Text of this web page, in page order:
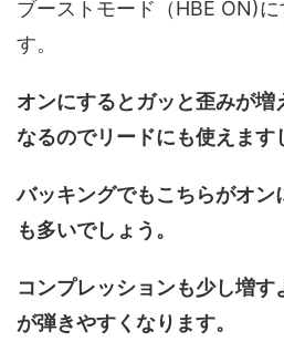
ブーストモード（HBE ON)
す。
オンにするとガッと歪みが増
なるのでリードにも使えます
バッキングでもこちらがオン
も多いでしょう。
コンプレッションも少し増
が弾きやすくなります。